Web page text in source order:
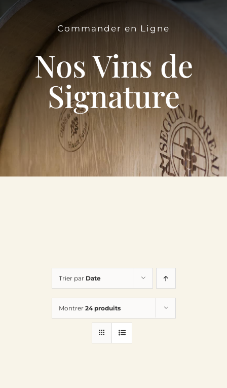
Le Domaine
Œnotourisme
Acheter en ligne
Actualités
Contactez-nous
Commander en Ligne
Nos Vins de
Signature
Trier par Date
Montrer 24 produits